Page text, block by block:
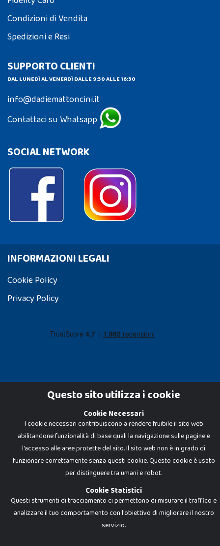
Condizioni di Vendita
Spedizioni e Resi
SUPPORTO CLIENTI
DAL LUNEDÌ AL VENERDÌ DALLE 9:30 ALLE 16:30
info@dadiemattoncini.it
Contattaci su Whatsapp
SOCIAL NETWORK
INFORMAZIONI LEGALI
Cookie Policy
Privacy Policy
Dadi e Mattoncini è un brand di Giocabene Srl. Ogni riproduzione o utilizzo non
espressamente autorizzato è severamente vietato. Tutti i loghi, marchi,
brand elencati nel presente shop sono di proprietà dei rispettivi titolari.
I prezzi e le promozioni pubblicate potrebbero differire da quanto esposto in
negozio.
Giocabene Srl - via della Posta 8, 20123 Milano (MI)
P.IVA 02608090425 - REA AN201199 - C.S. 10.000 i.v.
Questo sito utilizza i cookie
Cookie Necessari
I cookie necessari contribuiscono a rendere fruibile il sito web
abilitandone funzionalità di base quali la navigazione sulle pagine e
l'accesso alle aree protette del sito. Il sito web non è in grado di
funzionare correttamente senza questi cookie. Questo cookie è usato
per distinguere tra umani e robot.
Cookie Statistici
Questi strumenti di tracciamento ci permettono di misurare il traffico e
analizzare il tuo comportamento con l'obiettivo di migliorare il nostro
servizio.